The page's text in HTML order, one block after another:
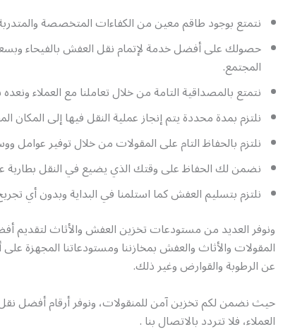
نتمتع بوجود طاقم معين من الكفاءات المتخصصة
حصولك على أفضل خدمة لإتمام نقل العفش بالفيحاء
المجتمع.
نتمتع بالمصداقية التامة من خلال تعاملنا مع العملاء
نلتزم بمدة محددة يتم إنجاز عملية النقل فيها إلى المكان
نلتزم بالحفاظ التام على المقولات من خلال توفير عوامل
نضمن لك الحفاظ على وقتك الذي يضيع في النقل بطارية
نلتزم بتسليم العفش كما استلمنا في البداية وبدون أي
ونوفر العديد من مستودعات تخزين العفش والأثاث لتقديم
المقولات والأثاث والعفش بمخازننا ومستودعاتنا المجهزة
عن الرطوبة والقوارض وغير ذلك.
حيث نضمن لكم تخزين آمن للمنقولات، ونوفر أرقام أفضل
العملاء، فلا تتردد بالاتصال بنا .